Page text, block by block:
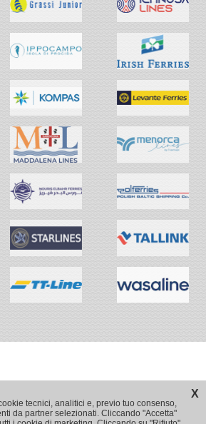
X
tecnici, analitici e, previo tuo consenso,
da partner selezionati. Cliccando "Accetta"